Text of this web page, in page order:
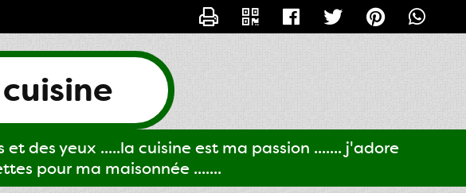
des yeux .....la cuisine est ma passion ....... j'adore
pour ma maisonnée .......
CONTACTER GIGI61